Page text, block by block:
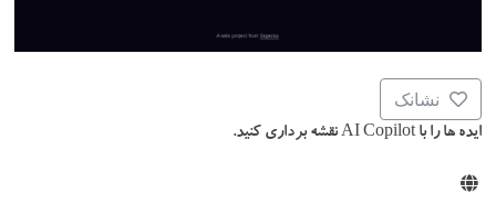
نشانک
ایده ها را با AI Copilot نقشه برداری کنید.